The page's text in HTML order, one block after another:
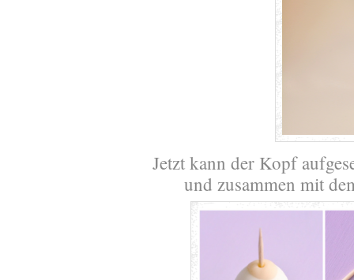
Jetzt kann der Kopf
und zusammen mit